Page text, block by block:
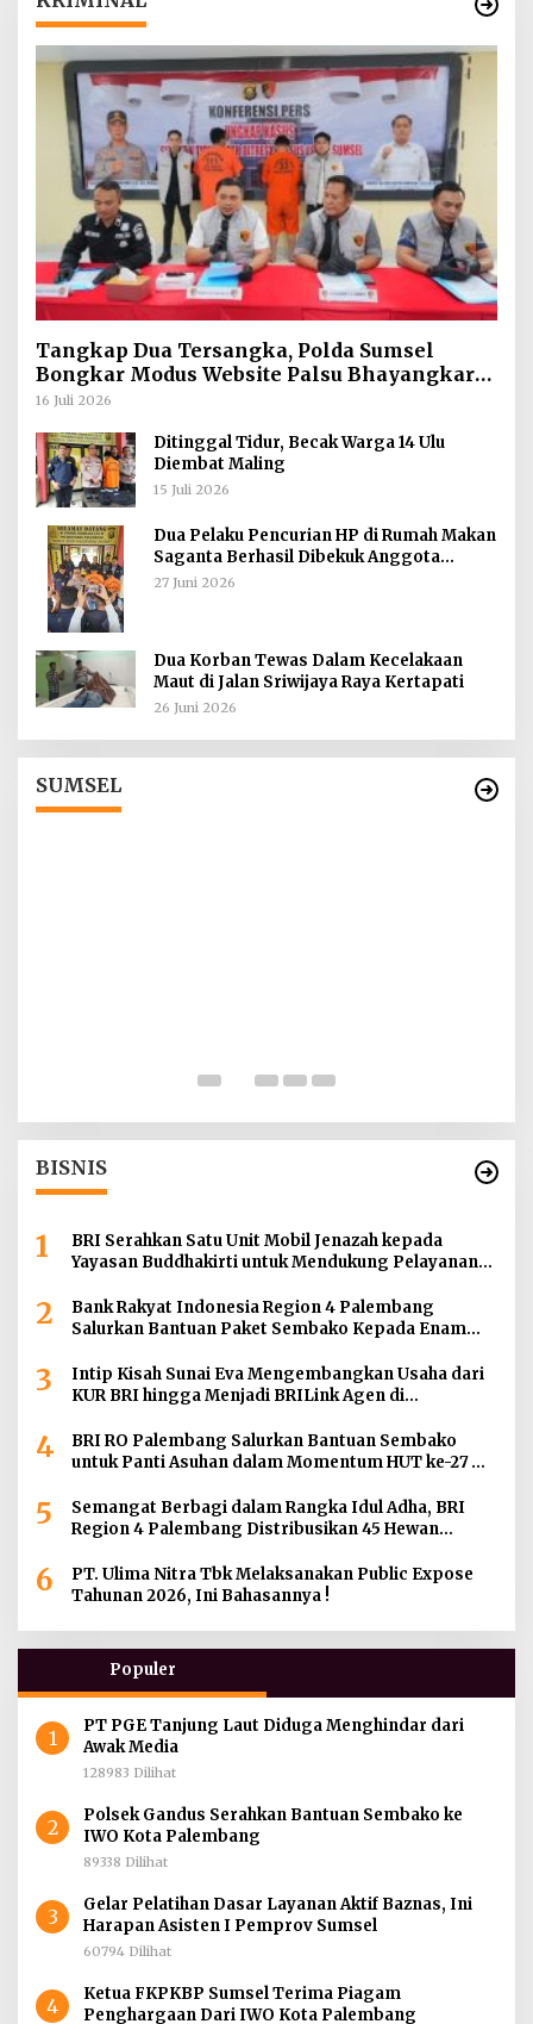
Tangkap Dua Tersangka, Polda Sumsel
Bongkar Modus Website Palsu Bhayangkara
Run
16 Juli 2026
Ditinggal Tidur, Becak Warga 14 Ulu
Diembat Maling
15 Juli 2026
Dua Pelaku Pencurian HP di Rumah Makan
Saganta Berhasil Dibekuk Anggota
Polsekta SU II Palembang !!
27 Juni 2026
Dua Korban Tewas Dalam Kecelakaan
Maut di Jalan Sriwijaya Raya Kertapati
26 Juni 2026
SUMSEL
Operasional Galian Tanpa Izin di Sekitar
Jembatan Sei Siarak, Desa Tanah Abang
Di Berita, Sumsel
BISNIS
1
BRI Serahkan Satu Unit Mobil Jenazah kepada
Yayasan Buddhakirti untuk Mendukung Pelayanan
2
Bank Rakyat Indonesia Region 4 Palembang
Salurkan Bantuan Paket Sembako Kepada Enam
3
Intip Kisah Sunai Eva Mengembangkan Usaha dari
KUR BRI hingga Menjadi BRILink Agen di
4
BRI RO Palembang Salurkan Bantuan Sembako
untuk Panti Asuhan dalam Momentum HUT ke-27
5
Semangat Berbagi dalam Rangka Idul Adha, BRI
Region 4 Palembang Distribusikan 45 Hewan
Jambi dan Kepulauan Bangka
6
PT. Ulima Nitra Tbk Melaksanakan Public Expose
Tahunan 2026, Ini Bahasannya !
Populer
1
PT PGE Tanjung Laut Diduga Menghindar dari
Awak Media
128983 Dilihat
2
Polsek Gandus Serahkan Bantuan Sembako ke
IWO Kota Palembang
89338 Dilihat
3
Gelar Pelatihan Dasar Layanan Aktif Baznas, Ini
Harapan Asisten I Pemprov Sumsel
60794 Dilihat
4
Ketua FKPKBP Sumsel Terima Piagam
Penghargaan Dari IWO Kota Palembang